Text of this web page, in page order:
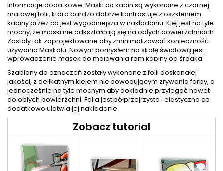
Informacje dodatkowe: Maski do kabin są wykonane z czarnej
matowej folii, która bardzo dobrze kontrastuje z oszkleniem
kabiny przez co jest wygodniejsza w nakładaniu. Klej jest na tyle
mocny, że maski nie odkształcają się na obłych powierzchniach.
Zostały tak zaprojektowane aby zminimalizować konieczność
używania Maskolu. Nowym pomysłem na skalę światową jest
wprowadzenie masek do malowania ram kabiny od środka.
Szablony do oznaczeń zostały wykonane z folii doskonałej
jakości, z delikatnym klejem nie powodującym zrywania farby, a
jednocześnie na tyle mocnym aby dokładnie przylegać nawet
do obłych powierzchni. Folia jest półprzejrzysta i elastyczna co
dodatkowo ułatwia jej nakładanie.
Zobacz tutorial